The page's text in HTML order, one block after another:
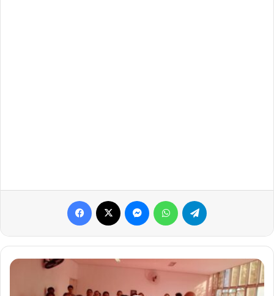
Facebook MessengerWhatsApp
Curso